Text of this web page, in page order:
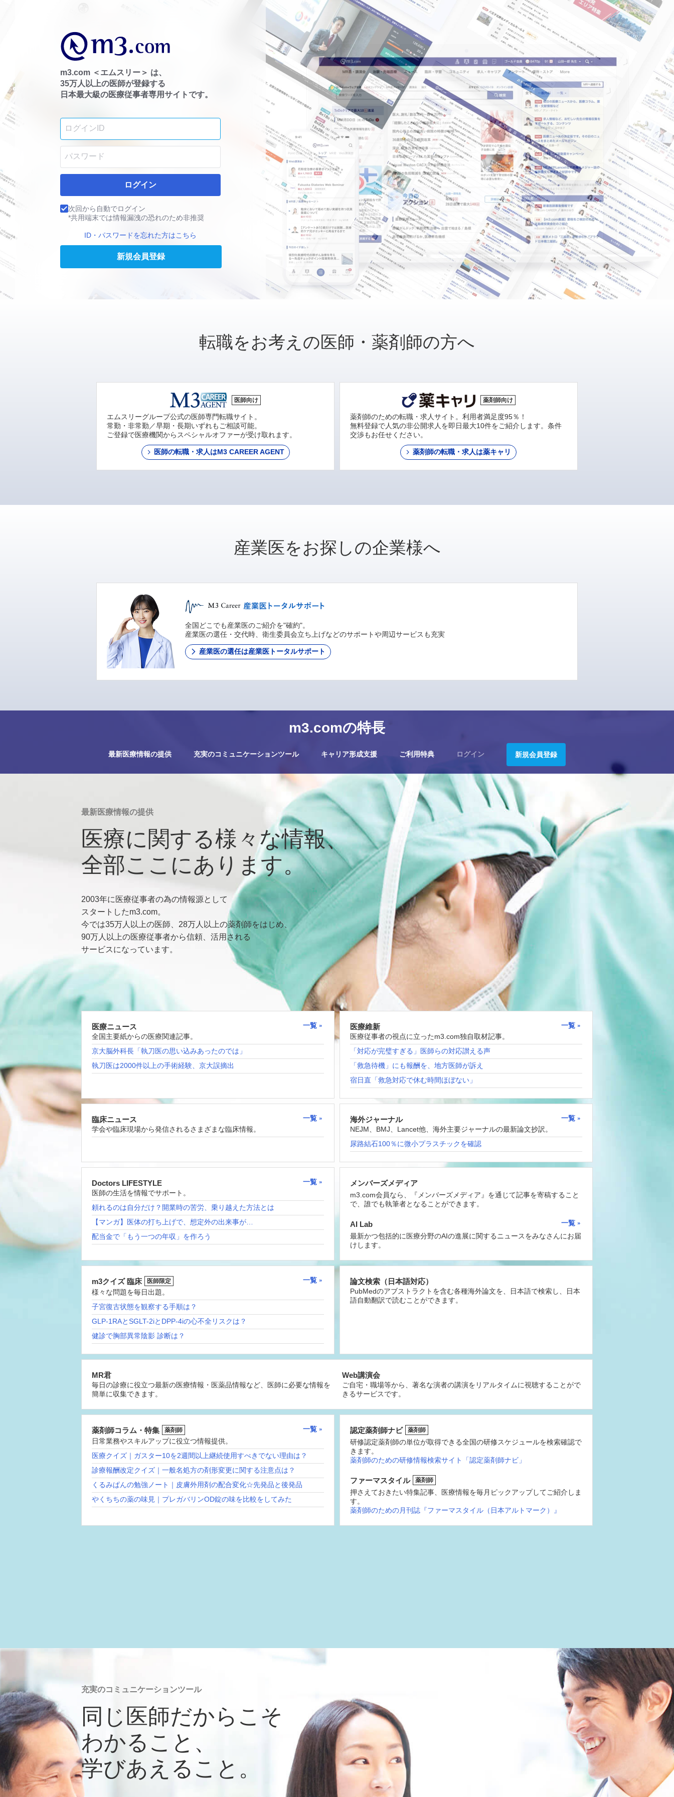
m3.comの特長
最新医療情報の提供 充実のコミュニケーションツール キャリア形成支援 ご利用特典 ログイン 新規会員登録
m3.com ＜エムスリー＞ は、
35万人以上の医師が登録する
日本最大級の医療従事者専用サイトです。
ログイン
次回から自動でログイン
*共用端末では情報漏洩の恐れのため非推奨
ID・パスワードを忘れた方はこちら
新規会員登録
転職をお考えの医師・薬剤師の方へ
医師向け
エムスリーグループ公式の医師専門転職サイト。
常勤・非常勤／早期・長期いずれもご相談可能。
ご登録で医療機関からスペシャルオファーが受け取れます。
医師の転職・求人はM3 CAREER AGENT
薬剤師向け
薬剤師のための転職・求人サイト。利用者満足度95％！
無料登録で人気の非公開求人を即日最大10件をご紹介します。条件
交渉もお任せください。
薬剤師の転職・求人は薬キャリ
産業医をお探しの企業様へ
全国どこでも産業医のご紹介を"確約"。
産業医の選任・交代時、衛生委員会立ち上げなどのサポートや周辺サービスも充実
産業医の選任は産業医トータルサポート
最新医療情報の提供
医療に関する様々な情報、
全部ここにあります。
2003年に医療従事者の為の情報源として
スタートしたm3.com。
今では35万人以上の医師、28万人以上の薬剤師をはじめ、
90万人以上の医療従事者から信頼、活用される
サービスになっています。
医療ニュース
一覧
全国主要紙からの医療関連記事。
京大脳外科長「執刀医の思い込みあったのでは」
執刀医は2000件以上の手術経験、京大誤摘出
医療維新
一覧
医療従事者の視点に立ったm3.com独自取材記事。
「対応が完璧すぎる」医師らの対応讃える声
「救急待機」にも報酬を、地方医師が訴え
宿日直「救急対応で休む時間ほぼない」
臨床ニュース
一覧
学会や臨床現場から発信されるさまざまな臨床情報。
海外ジャーナル
一覧
NEJM、BMJ、Lancet他、海外主要ジャーナルの最新論文抄訳。
尿路結石100％に微小プラスチックを確認
Doctors LIFESTYLE
一覧
医師の生活を情報でサポート。
頼れるのは自分だけ？開業時の苦労、乗り越えた方法とは
【マンガ】医体の打ち上げで、想定外の出来事が…
配当金で「もう一つの年収」を作ろう
メンバーズメディア
m3.com会員なら、『メンバーズメディア』を通じて記事を寄稿すること
で、誰でも執筆者となることができます。
AI Lab
一覧
最新かつ包括的に医療分野のAIの進展に関するニュースをみなさんにお届
けします。
m3クイズ 臨床 医師限定
一覧
様々な問題を毎日出題。
子宮復古状態を観察する手順は？
GLP-1RAとSGLT-2iとDPP-4iの心不全リスクは？
健診で胸部異常陰影 診断は？
論文検索（日本語対応）
PubMedのアブストラクトを含む各種海外論文を、日本語で検索し、日本
語自動翻訳で読むことができます。
MR君
毎日の診療に役立つ最新の医療情報・医薬品情報など、医師に必要な情報を
簡単に収集できます。
Web講演会
ご自宅・職場等から、著名な演者の講演をリアルタイムに視聴することがで
きるサービスです。
薬剤師コラム・特集 薬剤師
一覧
日常業務やスキルアップに役立つ情報提供。
医療クイズ｜ガスター10を2週間以上継続使用すべきでない理由は？
診療報酬改定クイズ｜一般名処方の剤形変更に関する注意点は？
くるみぱんの勉強ノート｜皮膚外用剤の配合変化☆先発品と後発品
やくちちの薬の味見｜プレガバリンOD錠の味を比較をしてみた
認定薬剤師ナビ 薬剤師
研修認定薬剤師の単位が取得できる全国の研修スケジュールを検索確認で
きます。
薬剤師のための研修情報検索サイト「認定薬剤師ナビ」
ファーマスタイル 薬剤師
押さえておきたい特集記事、医療情報を毎月ピックアップしてご紹介しま
す。
薬剤師のための月刊誌『ファーマスタイル（日本アルトマーク）』
充実のコミュニケーションツール
同じ医師だからこそ
わかること、
学びあえること。